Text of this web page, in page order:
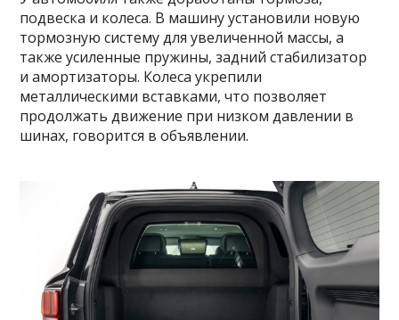
подвеска и колеса. В машину установили новую
тормозную систему для увеличенной массы, а
также усиленные пружины, задний стабилизатор
и амортизаторы. Колеса укрепили
металлическими вставками, что позволяет
продолжать движение при низком давлении в
шинах, говорится в объявлении.